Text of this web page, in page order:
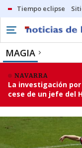
Tiempo eclipse
MAGIA
NAVARRA
La investigación
cese de un jefe del